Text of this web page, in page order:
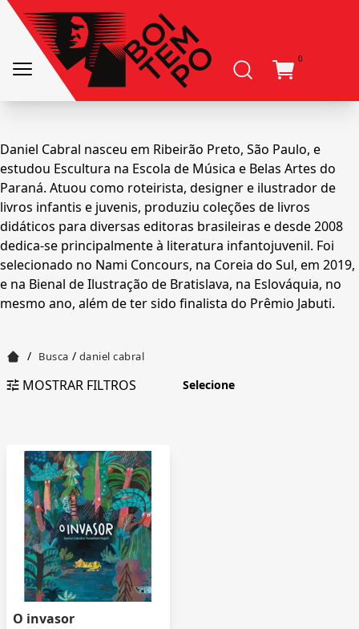
0
Daniel Cabral nasceu em Ribeirão Preto, São Paulo, e
estudou Escultura na Escola de Música e Belas Artes do
Paraná. Atuou como roteirista, designer e ilustrador de
livros infantis e juvenis, produziu coleções de livros
didáticos para diversas editoras brasileiras e desde 2008
dedica-se principalmente à literatura infantojuvenil. Foi
selecionado no Nami Concours, na Coreia do Sul, em 2019,
e na Bienal de Ilustração de Bratislava, na Eslováquia, no
mesmo ano, além de ter sido finalista do Prêmio Jabuti.
/ Busca / daniel cabral
MOSTRAR FILTROS
O invasor